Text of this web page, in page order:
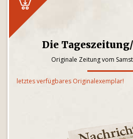
Die
Originale Zeitung vom
letztes verfügbares Originalexemplar!